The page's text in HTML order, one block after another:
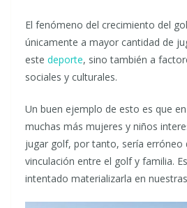
El fenómeno del crecimiento del
únicamente a mayor cantidad de
este deporte, sino también a
sociales y culturales.
Un buen ejemplo de esto es que
muchas más mujeres y niños
jugar golf, por tanto, sería erróneo
vinculación entre el golf y familia.
intentado materializarla en